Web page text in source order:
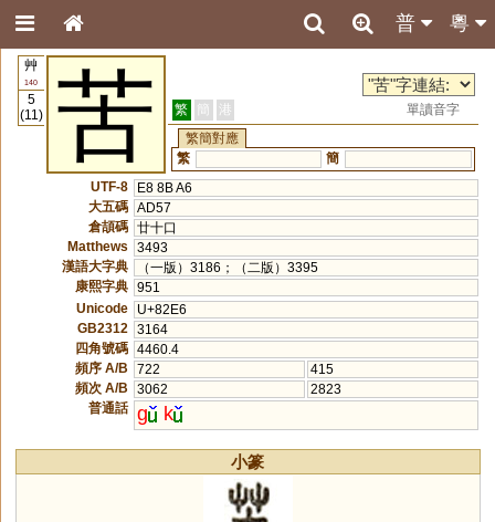
粵
普
艸
140
5
(11)
苦 繁 簡 港
單讀音字
繁簡對應
繁
簡
UTF-8
E8 8B A6
大五碼 AD57
倉頡碼 廿十口
Matthews
3493
漢語大字典
（一版）3186；（二版）3395
康熙字典 951
Unicode
U+82E6
GB2312
3164
四角號碼 4460.4
頻序 A/B
722
415
頻次 A/B
3062
2823
普通話 g k
小篆